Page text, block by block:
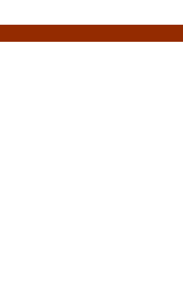
e Youtube.